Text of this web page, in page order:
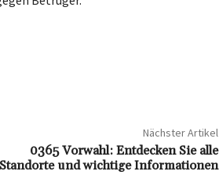
Nächster Artikel
0365 Vorwahl: Entdecken Sie alle
Standorte und wichtige Informationen